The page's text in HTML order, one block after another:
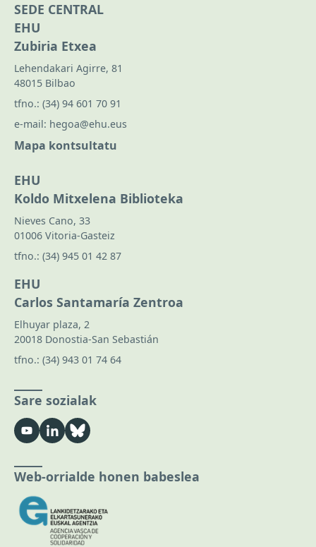
SEDE CENTRAL
EHU
Zubiria Etxea
Lehendakari Agirre, 81
48015 Bilbao
tfno.: (34) 94 601 70 91
e-mail: hegoa@ehu.eus
Mapa kontsultatu
EHU
Koldo Mitxelena Biblioteka
Nieves Cano, 33
01006 Vitoria-Gasteiz
tfno.: (34) 945 01 42 87
EHU
Carlos Santamaría Zentroa
Elhuyar plaza, 2
20018 Donostia-San Sebastián
tfno.: (34) 943 01 74 64
Sare sozialak
Web-orrialde honen babeslea